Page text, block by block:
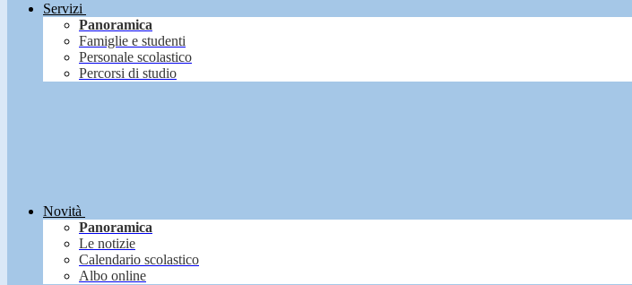
Servizi
Panoramica
Famiglie e studenti
Personale scolastico
Percorsi di studio
Novità
Panoramica
Le notizie
Calendario scolastico
Albo online